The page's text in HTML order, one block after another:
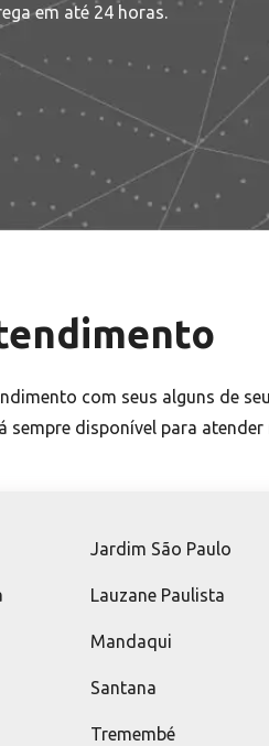
em até 24 horas.
com seus alguns de
sempre disponível para
Jardim São Paulo
Lauzane Paulista
Mandaqui
Santana
Tremembé